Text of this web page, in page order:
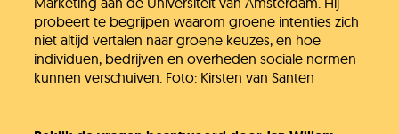
probeert te begrijpen waarom groene intenties zich
niet altijd vertalen naar groene keuzes, en hoe
individuen, bedrijven en overheden sociale normen
kunnen verschuiven. Foto: Kirsten van Santen